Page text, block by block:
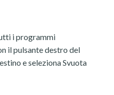
i programmi
il pulsante destro del
e seleziona Svuota